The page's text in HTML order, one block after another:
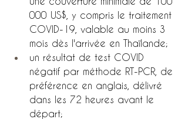
000 US$, y compris le traitement
COVID-19, valable au moins 3
mois dès l'arrivée en Thaïlande;
un résultat de test COVID
négatif par méthode RT-PCR, de
préférence en anglais, délivré
dans les 72 heures avant le
départ;